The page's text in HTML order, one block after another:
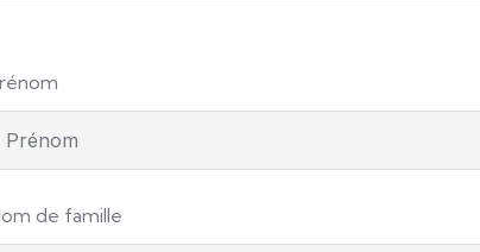
de famille